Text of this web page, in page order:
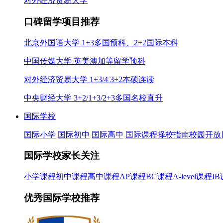
口碑留学项目推荐
北京外国语大学 1+3多国预科、2+2国际本科
中国传媒大学 英美澳加等留学预科
对外经济贸易大学 1+3/4 3+2本硕连读
中央财经大学 3+2/1+3/2+3多国名校直升
国际学校
国际小学 国际初中 国际高中 国际课程择校指南校园开放
国际学校家长关注
小学课程初中课程高中课程AP课程BC课程A-level课程IB
优秀国际学校推荐